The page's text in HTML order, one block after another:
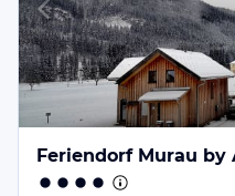
Feriendorf Murau by